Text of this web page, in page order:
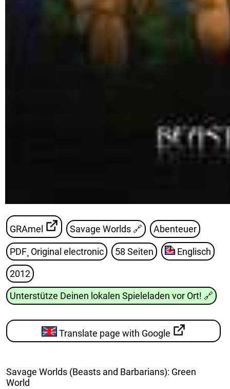
GRAmel Savage Worlds 🔗 Abenteuer
PDF¸ Original electronic 58 Seiten Englisch
2012
Unterstütze Deinen lokalen Spieleladen vor Ort! 🔗
Translate page with Google
Savage Worlds (Beasts and Barbarians): Green
World